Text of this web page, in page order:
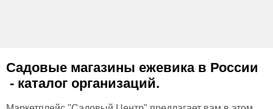
Садовые магазины ежевикав России
- каталог организаций.